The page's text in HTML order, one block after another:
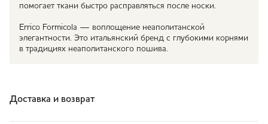
помогает ткани быстро расправляться после носки.
Errico Formicola — воплощение неаполитанской
элегантности. Это итальянский бренд с глубокими корнями
в традициях неаполитанского пошива.
Доставка и возврат